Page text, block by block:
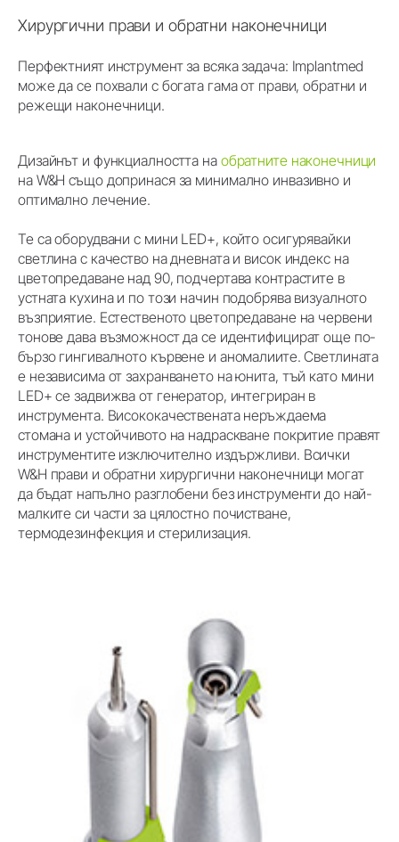
Хирургични прави и обратни наконечници
Перфектният инструмент за всяка задача: Implantmed
може да се похвали с богата гама от прави, обратни и
режещи наконечници.
Дизайнът и функциалността на обратните наконечници
на W&H също допринася за минимално инвазивно и
оптимално лечение.
Те са оборудвани с мини LED+, който осигурявайки
светлина с качество на дневната и висок индекс на
цветопредаване над 90, подчертава контрастите в
устната кухина и по този начин подобрява визуалното
възприятие. Естественото цветопредаване на червени
тонове дава възможност да се идентифицират още по-
бързо гингивалното кървене и аномалиите. Светлината
е независима от захранването на юнита, тъй като мини
LED+ се задвижва от генератор, интегриран в
инструмента. Висококачествената неръждаема
стомана и устойчивото на надраскване покритие правят
инструментите изключително издържливи. Всички
W&H прави и обратни хирургични наконечници могат
да бъдат напълно разглобени без инструменти до най-
малките си части за цялостно почистване,
термодезинфекция и стерилизация.